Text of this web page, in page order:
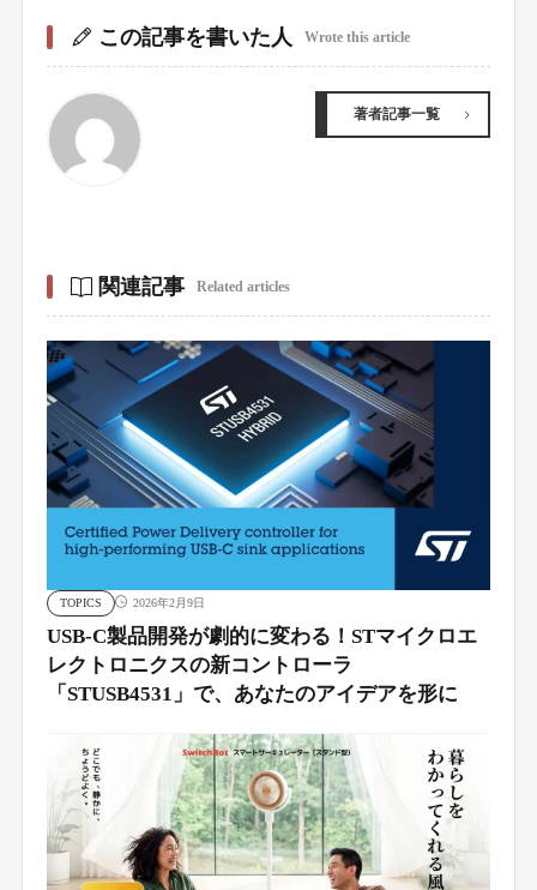
この記事を書いた人 Wrote this article
著者記事一覧
関連記事 Related articles
TOPICS 2026年2月9日
USB-C製品開発が劇的に変わる！STマイクロエ
レクトロニクスの新コントローラ
「STUSB4531」で、あなたのアイデアを形に